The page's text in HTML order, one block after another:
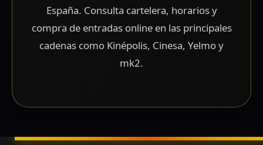
España. Consulta cartelera, horarios y
compra de entradas online en las principales
cadenas como Kinépolis, Cinesa, Yelmo y
mk2.